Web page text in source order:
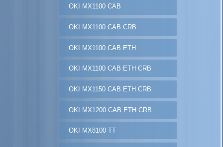
OKI MX1100 CAB
OKI MX1100 CAB CRB
OKI MX1100 CAB ETH
OKI MX1100 CAB ETH CRB
OKI MX1150 CAB ETH CRB
OKI MX1200 CAB ETH CRB
OKI MX8100 TT